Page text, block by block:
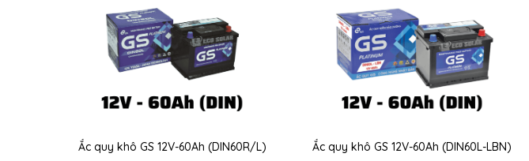
Ắc quy khô GS 12V-60Ah (DIN60R/L) Ắc quy khô GS 12V-60Ah (DIN60L-LBN)